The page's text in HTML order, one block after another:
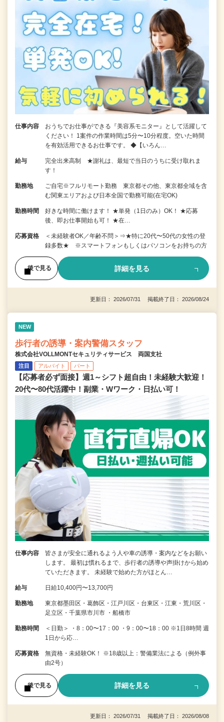
仕事内容
おうちでお仕事ができる『美容系モニター』として活躍して
ください！ 1案件の作業時間は5分〜10分程度。空いた時間
を有効活用できるお仕事です。 ◆【いろん…
給与
完全出来高制 ★謝礼は、最短で当日のうちに受け取れま
す！
勤務地
ご自宅※フルリモート勤務 東京都その他、東京都全域を含
む関東エリアおよび日本全国で勤務可能(在宅OK)
勤務時間
好きな時間に働けます！ ★単発（1日のみ）OK！ ★応募
後、即お仕事開始も可！ ★在…
応募資格
＜未経験者OK／年齢不問＞⇒★特に20代〜50代の女性の登
録多数★ ※スマートフォンもしくはパソコンをお持ちの方
後で見る 詳細を見る
更新日： 2026/07/31 掲載終了日： 2026/08/24
NEW
歩行者の誘導・案内警備スタッフ
株式会社VOLLMONTセキュリティサービス 両国支社
注目 アルバイト パート
【応募者必ず面接】週1～シフト超自由！未経験大歓迎！
20代〜80代活躍中！副業・Wワーク・日払い可！
仕事内容
皆さまが安全に通れるよう人や車の誘導・案内などをお願い
します。 最初は慣れるまで、歩行者の誘導や声掛けから始め
ていただきます。 未経験で始めた方がほとん…
給与 日給10,400円〜13,700円
勤務地
東京都墨田区・葛飾区・江戸川区・台東区・江東・荒川区・
足立区・千葉県市川市 ・船橋市
勤務時間
＜日勤＞ ・8：00〜17：00 ・9：00〜18：00 ※1日8時間 週
1日から応…
応募資格
無資格・未経験OK！ ※18歳以上：警備業法による（例外事
由2号）
後で見る 詳細を見る
更新日： 2026/07/31 掲載終了日： 2026/08/08